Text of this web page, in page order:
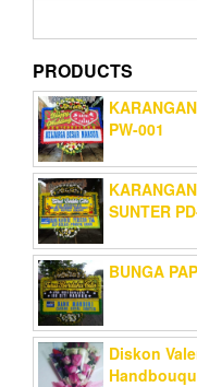
PRODUCTS
PW-001
SUNTER
BUNGA
Diskon